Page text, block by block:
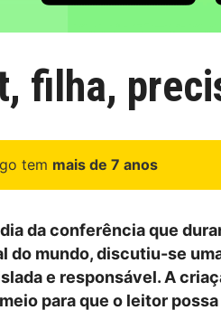
filha,
tem mais de 7 anos
da conferência que
do mundo, discutiu-se
e responsável. A
para que o leitor